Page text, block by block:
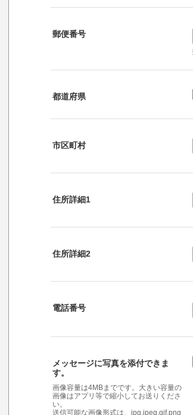
郵便番号
都道府県
市区町村
住所詳細1
住所詳細2
電話番号
メッセージに写真を添付できま
す。
画像容量は4MBまでです。大きい容量の
画像はアプリ等で縮小してお送りくださ
い。
送信可能な画像形式は、jpg,jpeg,gif,png